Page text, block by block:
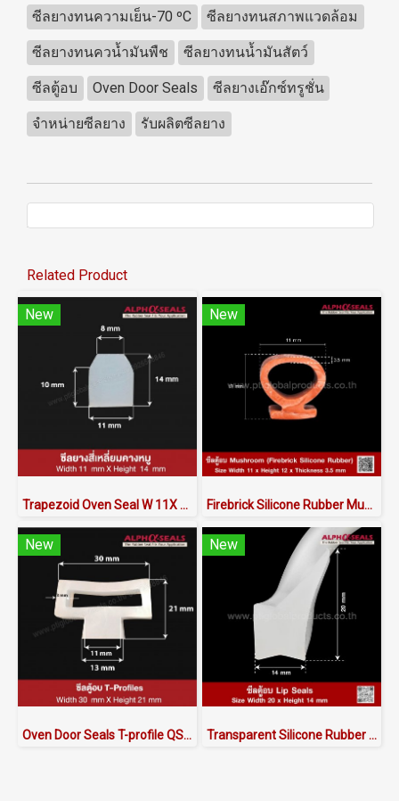
ซีลยางทนความเย็น-70 ºC ซีลยางทนสภาพแวดล้อม
ซีลยางทนควน้ำมันพืช ซีลยางทนน้ำมันสัตว์
ซีลตู้อบ Oven Door Seals ซีลยางเอ๊กซ์ทรูชั่น
จำหน่ายซีลยาง รับผลิตซีลยาง
Related Product
New
Trapezoid Oven Seal W 11X H 14 mm
New
Firebrick Silicone Rubber Mushroom W.11 X H.12 X T.3.5 mm
New
Oven Door Seals T-profile QS302103WT
New
Transparent Silicone Rubber Lip Seals 20x14mm